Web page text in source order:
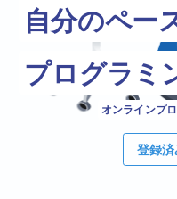
自分のペー
プログラミ
オンラインプ
登録